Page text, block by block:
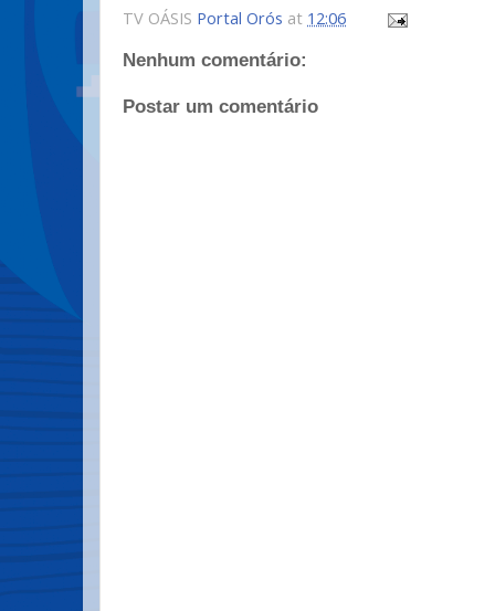
TV OÁSIS Portal Orós at 12:06
Nenhum comentário:
Postar um comentário